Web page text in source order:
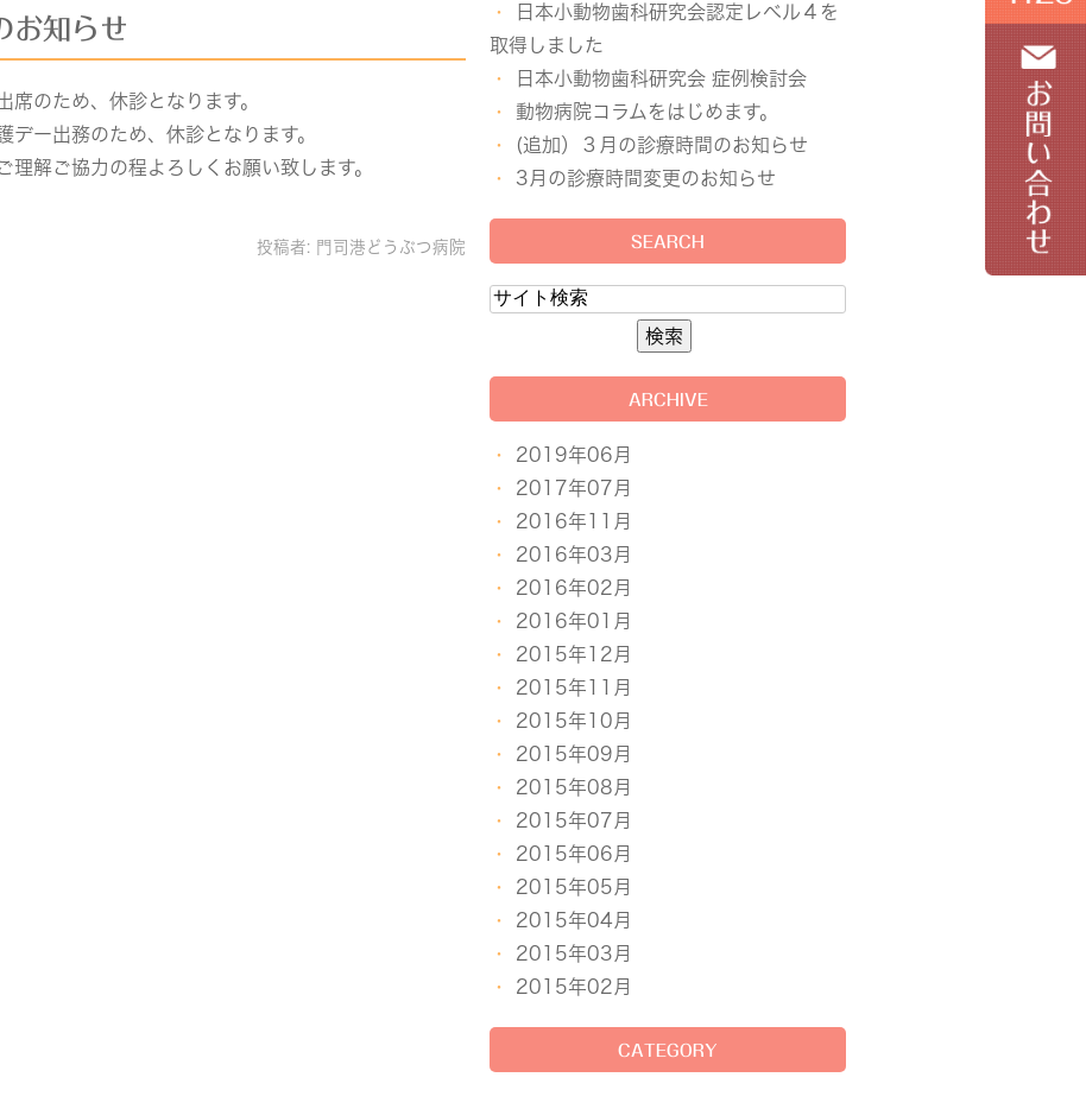
お知らせ
席のため、休診となります。
デー出務のため、休診となります。
理解ご協力の程よろしくお願い致します。
投稿者: 門司港どうぶつ病院
日本小動物歯科研究会認定レベル４を
取得しました
日本小動物歯科研究会 症例検討会
動物病院コラムをはじめます。
(追加）３月の診療時間のお知らせ
3月の診療時間変更のお知らせ
SEARCH
ARCHIVE
2019年06月
2017年07月
2016年11月
2016年03月
2016年02月
2016年01月
2015年12月
2015年11月
2015年10月
2015年09月
2015年08月
2015年07月
2015年06月
2015年05月
2015年04月
2015年03月
2015年02月
CATEGORY